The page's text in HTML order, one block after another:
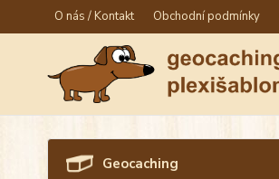
O nás / Kontakt Obchodní podmínky
Geocaching